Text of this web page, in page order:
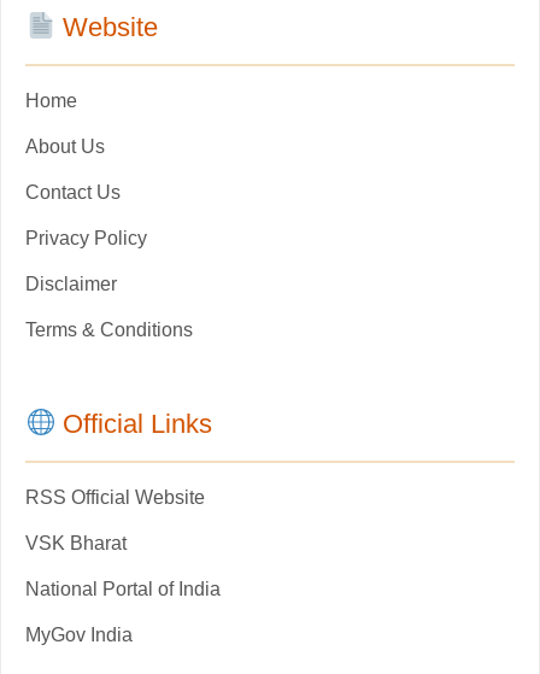
Website
Home
About Us
Contact Us
Privacy Policy
Disclaimer
Terms & Conditions
Official Links
RSS Official Website
VSK Bharat
National Portal of India
MyGov India